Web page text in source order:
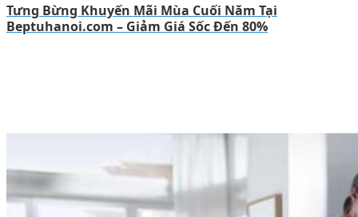
Tưng Bừng Khuyến Mãi Mùa Cuối Năm Tại
Beptuhanoi.com – Giảm Giá Sốc Đến 80%